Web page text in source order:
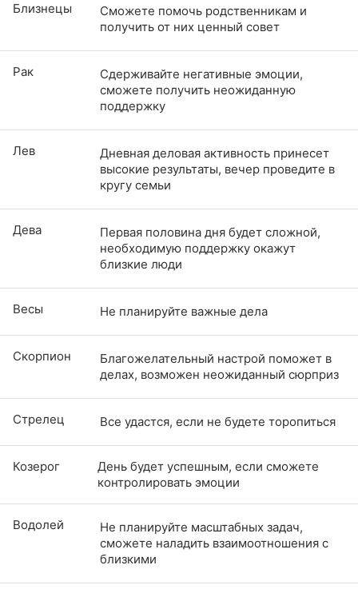
Близнецы
Сможете помочь родственникам и
получить от них ценный совет
Рак
Сдерживайте негативные эмоции,
сможете получить неожиданную
поддержку
Лев
Дневная деловая активность принесет
высокие результаты, вечер проведите в
кругу семьи
Дева
Первая половина дня будет сложной,
необходимую поддержку окажут
близкие люди
Весы Не планируйте важные дела
Скорпион
Благожелательный настрой поможет в
делах, возможен неожиданный сюрприз
Стрелец Все удастся, если не будете торопиться
Козерог
День будет успешным, если сможете
контролировать эмоции
Водолей
Не планируйте масштабных задач,
сможете наладить взаимоотношения с
близкими